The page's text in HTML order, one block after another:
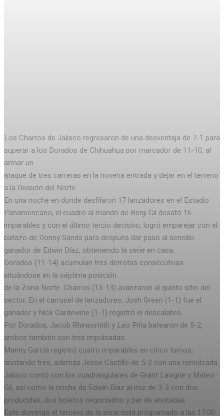
Los Charros de Jalisco regresaron de una desventaja de 7-1 para
superar a los Dorados de Chihuahua por marcador de 11-10, al
armar un
ataque de tres carreras en la novena entrada y dejar en el terreno
a la División del Norte.
En una noche en donde desfilaron 17 lanzadores en el Estadio
Panamericano, el cuadro al mando de Benji Gil desató 16
imparables y con el último tercio decisivo, logró emparejar con el
batazo de Donny Sands para después dar paso al sencillo
ganador de Edwin Díaz, obteniendo la serie en casa.
Dorados (11-14) acumulan tres derrotas consecutivas
situándose en la séptima posición
de la Zona Norte. Charros (13-13) avanzaron al quinto sitio del
sector. En el carrusel de lanzadores, Josh Green (1-1) fue el
ganador y Nick Gardewine (1-1) registró el descalabro.
Por Dorados, Jacob Rhinesmith y Leo Piña batearon de 5-2,
ambos también con tres impulsadas.
Manny García registró cuatro imparables en cinco turnos,
anotando tres, además Jesse Castillo de 5-2 con una remolcada.
Jalisco contó con los cuadrangulares de Grant Lavigne y Mateo
Gil, así como la noche de Edwin Diaz al irse de 3-3 con dos
producidas, dos boletos negociados y par de anotadas.
Este domingo el tercero de la serie está programado a las 17:00